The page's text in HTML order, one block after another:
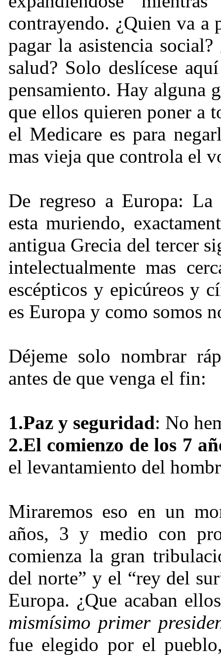
contrayendo. ¿Quien va a
pagar la asistencia social?
salud? Solo deslícese
pensamiento. Hay alguna
que ellos quieren poner a
el Medicare es para
mas vieja que controla el
De regreso a Europa:
esta muriendo,
antigua Grecia del tercer
intelectualmente mas
escépticos y epicúreos y
es Europa y como somos
Déjeme solo nombrar
antes de que venga el fin:
1.Paz y seguridad: No
2.El comienzo de los 7
el levantamiento del
Miraremos eso en un
años, 3 y medio con
comienza la gran
del norte” y el “rey del
Europa. ¿Que acaban
mismísimo primer
fue elegido por el